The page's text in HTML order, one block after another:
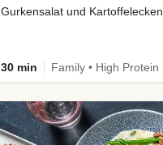
Gurkensalat und Kartoffelecken
30 min Family • High Protein